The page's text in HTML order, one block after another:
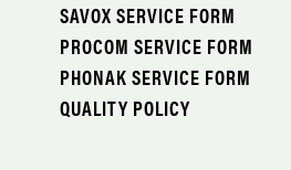
SAVOX SERVICE FORM
PROCOM SERVICE FORM
PHONAK SERVICE FORM
QUALITY POLICY